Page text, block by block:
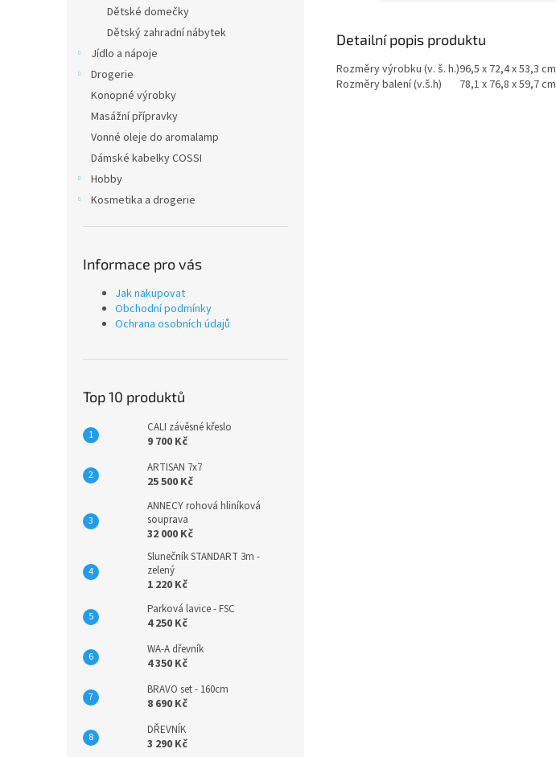
Dětské domečky
Dětský zahradní nábytek
Jídlo a nápoje
Drogerie
Konopné výrobky
Masážní přípravky
Vonné oleje do aromalamp
Dámské kabelky COSSI
Hobby
Kosmetika a drogerie
Informace pro vás
Jak nakupovat
Obchodní podmínky
Ochrana osobních údajů
Top 10 produktů
CALI závěsné křeslo
9 700 Kč
ARTISAN 7x7
25 500 Kč
ANNECY rohová hliníková
souprava
32 000 Kč
Slunečník STANDART 3m -
zelený
1 220 Kč
Parková lavice - FSC
4 250 Kč
WA-A dřevník
4 350 Kč
BRAVO set - 160cm
8 690 Kč
DŘEVNÍK
3 290 Kč
Detailní popis produktu
Rozměry výrobku (v. š. h.)96,5 x 72,4 x 53,3 cm
Rozměry balení (v.š.h)
78,1 x 76,8 x 59,7 cm